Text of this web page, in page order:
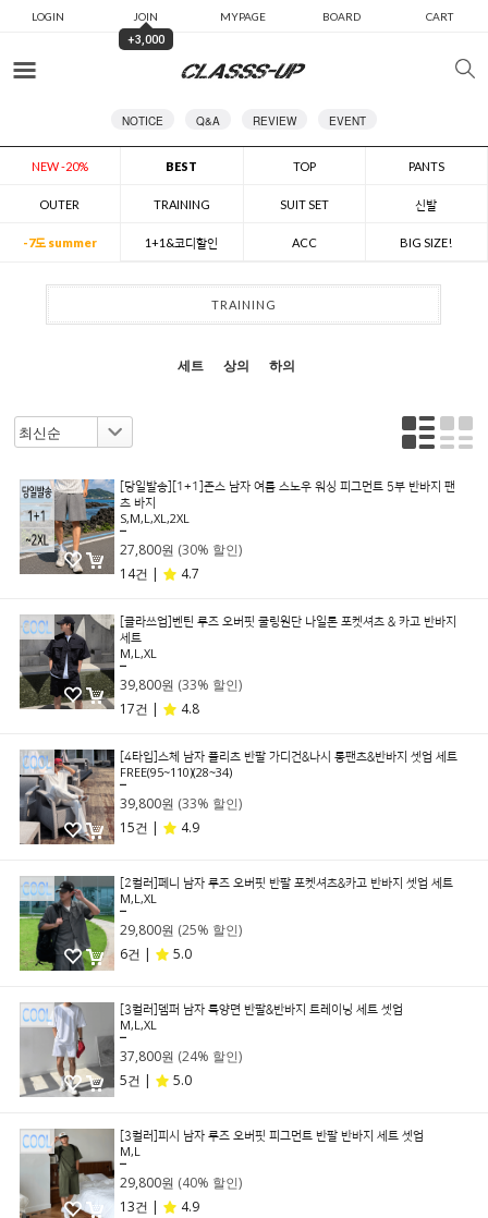
LOGIN JOIN MYPAGE BOARD CART
+3,000
NOTICE Q&A REVIEW EVENT
NEW -20% BEST TOP PANTS
OUTER TRAINING SUIT SET 신발
-7도 summer 1+1&코디할인 ACC BIG SIZE!
TRAINING
세트 상의 하의
[당일발송][1+1]존스 남자 여름 스노우 워싱 피그먼트 5부 반바지 팬
츠 바지
S,M,L,XL,2XL
27,800원 (30% 할인)
14건 |
4.7
[클라쓰업]벤틴 루즈 오버핏 쿨링원단 나일론 포켓셔츠 & 카고 반바지
세트
M,L,XL
39,800원 (33% 할인)
17건 |
4.8
[4타입]스체 남자 플리츠 반팔 가디건&나시 롱팬츠&반바지 셋업 세트
FREE(95~110)(28~34)
39,800원 (33% 할인)
15건 |
4.9
[2컬러]페니 남자 루즈 오버핏 반팔 포켓셔츠&카고 반바지 셋업 세트
M,L,XL
29,800원 (25% 할인)
6건 |
5.0
[3컬러]뎀퍼 남자 특양면 반팔&반바지 트레이닝 세트 셋업
M,L,XL
37,800원 (24% 할인)
5건 |
5.0
[3컬러]피시 남자 루즈 오버핏 피그먼트 반팔 반바지 세트 셋업
M,L
29,800원 (40% 할인)
13건 |
4.9